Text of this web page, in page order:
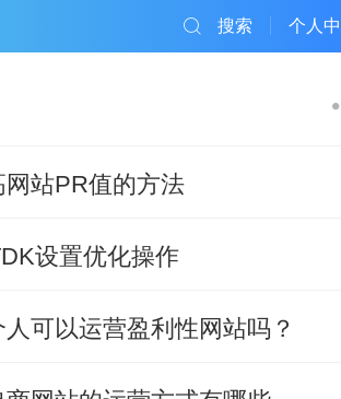
个人
搜索
站PR值的方法
设置优化操作
可以运营盈利性网站吗？